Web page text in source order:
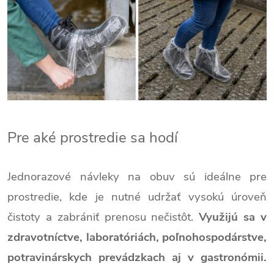
Pre aké prostredie sa hodí
Jednorazové návleky na obuv sú ideálne pre
prostredie, kde je nutné udržať vysokú úroveň
čistoty a zabrániť prenosu nečistôt.Využijú sa v
zdravotníctve, laboratóriách, poľnohospodárstve,
potravinárskych prevádzkach aj v gastronómii.